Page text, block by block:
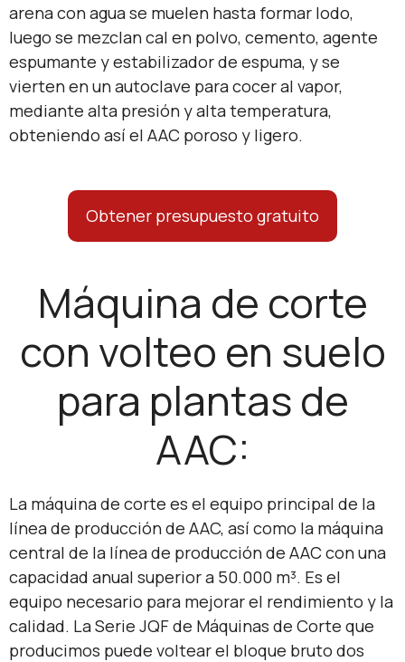
arena con agua se muelen hasta formar lodo,
luego se mezclan cal en polvo, cemento, agente
espumante y estabilizador de espuma, y se
vierten en un autoclave para cocer al vapor,
mediante alta presión y alta temperatura,
obteniendo así el AAC poroso y ligero.
Obtener presupuesto gratuito
Máquina de corte
con volteo en suelo
para plantas de
AAC:
La máquina de corte es el equipo principal de la
línea de producción de AAC, así como la máquina
central de la línea de producción de AAC con una
capacidad anual superior a 50.000 m³. Es el
equipo necesario para mejorar el rendimiento y la
calidad. La Serie JQF de Máquinas de Corte que
producimos puede voltear el bloque bruto dos